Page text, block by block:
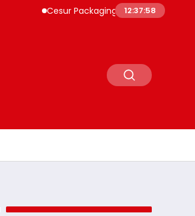
Cesur Packaging, Mısır’daki Üretim Üssünü
12:37:59